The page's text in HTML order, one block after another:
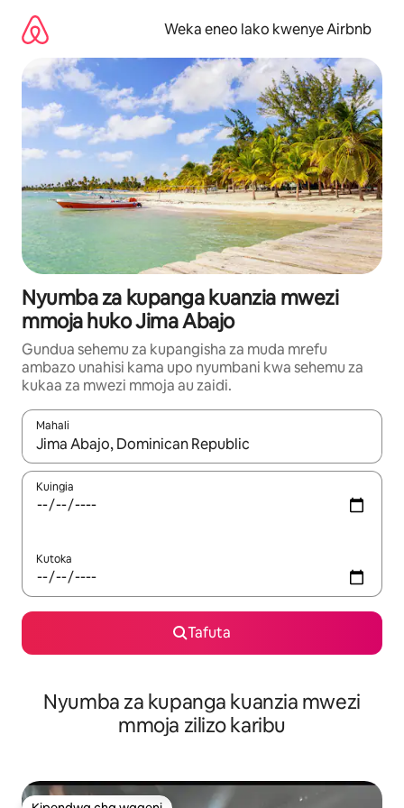
kwenda
kwenye
maudhui
Weka eneo lako kwenye Airbnb
Nyumba za kupanga kuanzia mwezi
mmoja huko Jima Abajo
Gundua sehemu za kupangisha za muda mrefu
ambazo unahisi kama upo nyumbani kwa sehemu za
kukaa za mwezi mmoja au zaidi.
Mahali
Wakati matokeo yanapatikana, vinjari kwa kutumia vitufe vya
Kuingia
Kutoka
Tafuta
Nyumba za kupanga kuanzia mwezi
mmoja zilizo karibu